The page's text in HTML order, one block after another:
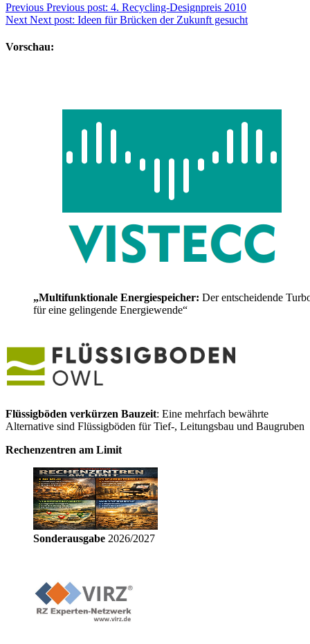
Previous Previous post: 4. Recycling-Designpreis 2010
Next Next post: Ideen für Brücken der Zukunft gesucht
Vorschau:
„Multifunktionale Energiespeicher: Der entscheidende
für eine gelingende Energiewende“
Flüssigböden verkürzen Bauzeit: Eine mehrfach bewährte
Alternative sind Flüssigböden für Tief-, Leitungsbau und Baugruben
Rechenzentren am Limit
Sonderausgabe 2026/2027